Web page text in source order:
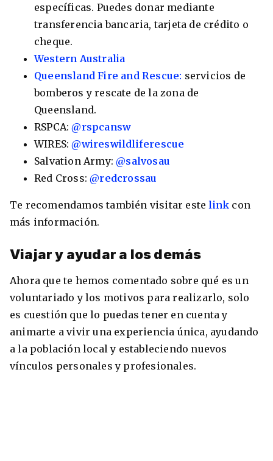
específicas. Puedes donar mediante
transferencia bancaria, tarjeta de crédito o
cheque.
Western Australia
Queensland Fire and Rescue: servicios de
bomberos y rescate de la zona de
Queensland.
RSPCA:@rspcansw
WIRES:@wireswildliferescue
Salvation Army:@salvosau
Red Cross:@redcrossau
Te recomendamos también visitar estelink con
más información.
Viajar y ayudar a los demás
Ahora que te hemos comentado sobre qué es un
voluntariado y los motivos para realizarlo, solo
es cuestión que lo puedas tener en cuenta y
animarte a vivir una experiencia única, ayudando
a la población local y estableciendo nuevos
vínculos personales y profesionales.